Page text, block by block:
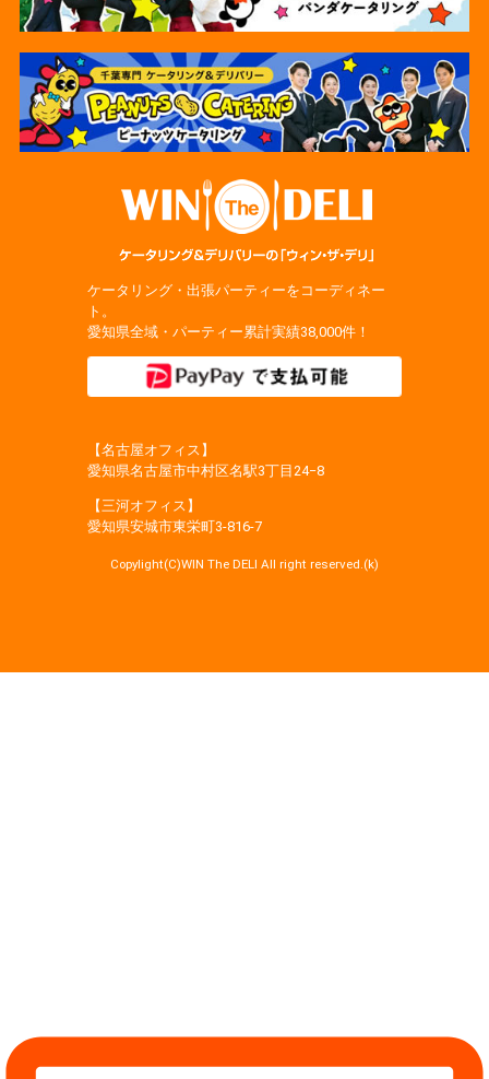
ケータリング・出張パーティーをコーディネー
ト。
愛知県全域・パーティー累計実績38,000件！
【名古屋オフィス】
愛知県名古屋市中村区名駅3丁目24−8
【三河オフィス】
愛知県安城市東栄町3‐816‐7
Copylight(C)WIN The DELI All right reserved.(k)